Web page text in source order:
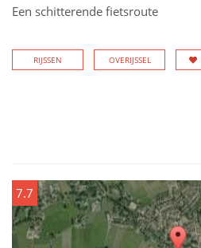
Een schitterende fietsroute
RIJSSEN OVERIJSSEL
7.7